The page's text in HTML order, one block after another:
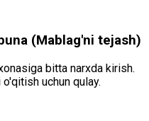
(Mablag'ni tejash)
bitta narxda kirish.
uchun qulay.